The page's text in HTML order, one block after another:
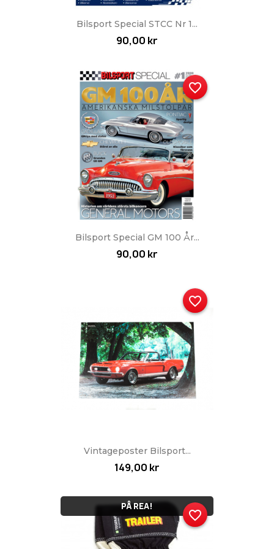
Bilsport Special STCC Nr 1...
90,00 kr
Bilsport Special GM 100 År...
90,00 kr
favorite_border
Vintageposter Bilsport...
149,00 kr
favorite_border
PÅ REA!
favorite_border